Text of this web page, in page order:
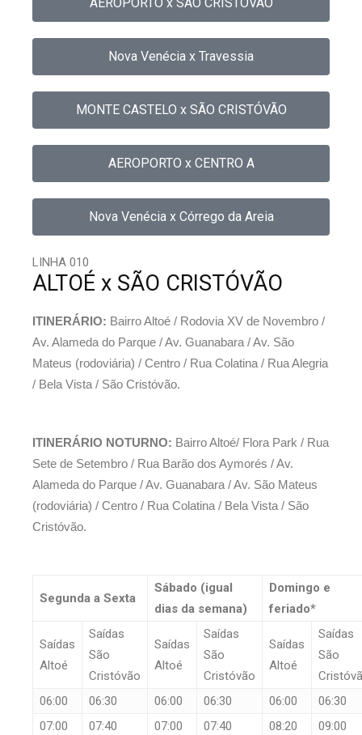
Nova Venécia x Travessia
MONTE CASTELO x SÃO CRISTÓVÃO
AEROPORTO x CENTRO A
Nova Venécia x Córrego da Areia
LINHA 010
ALTOÉ x SÃO CRISTÓVÃO
ITINERÁRIO: Bairro Altoé / Rodovia XV de Novembro /
Av. Alameda do Parque / Av. Guanabara / Av. São
Mateus (rodoviária) / Centro / Rua Colatina / Rua Alegria
/ Bela Vista / São Cristóvão.
ITINERÁRIO NOTURNO: Bairro Altoé/ Flora Park / Rua
Sete de Setembro / Rua Barão dos Aymorés / Av.
Alameda do Parque / Av. Guanabara / Av. São Mateus
(rodoviária) / Centro / Rua Colatina / Bela Vista / São
Cristóvão.
Segunda a Sexta
Sábado (igual
dias da semana)
Domingo e
feriado*
Saídas
Altoé
Saídas
São
Cristóvão
Saídas
Altoé
Saídas
São
Cristóvão
Saídas
Altoé
Saídas
São
06:00
06:30 06:00 06:30 06:00
06:30
07:00
07:40 07:00 07:40 08:20
09:00